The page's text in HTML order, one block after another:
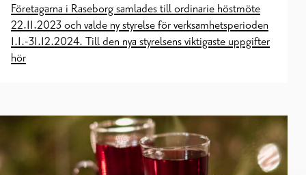
Företagarna i Raseborg samlades till ordinarie höstmöte
22.11.2023 och valde ny styrelse för verksamhetsperioden
1.1.-31.12.2024. Till den nya styrelsens viktigaste uppgifter
hör